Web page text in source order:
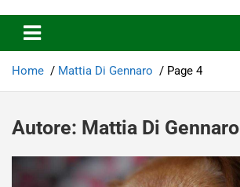
Ecoo.it
Home Mattia Di Gennaro Page 4
Autore: Mattia Di Gennaro